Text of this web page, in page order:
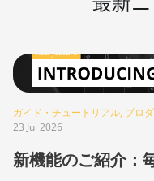
BITMAIN
BITMAIN
S21 Hyd. (335Th)
BITMAIN
BITMAIN
ガイド・チュートリアル, プロ
23 Jul 2026
新機能のご紹介：